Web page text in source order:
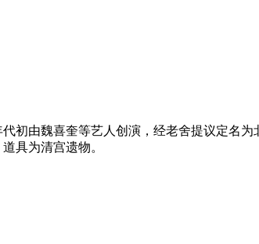
初由魏喜奎等艺人创演，经老舍提议定名
具为清宫遗物。